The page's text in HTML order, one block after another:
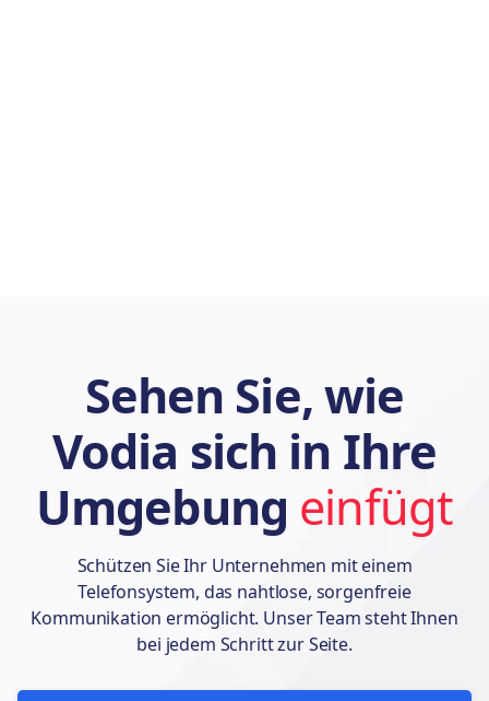
Sehen Sie, wie
Vodia sich in Ihre
Umgebung einfügt
Schützen Sie Ihr Unternehmen mit einem
Telefonsystem, das nahtlose, sorgenfreie
Kommunikation ermöglicht. Unser Team steht Ihnen
bei jedem Schritt zur Seite.